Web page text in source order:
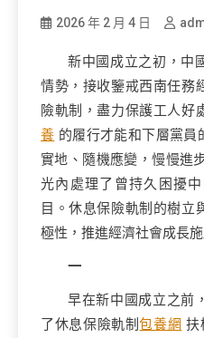
2026 年 2 月 4 日
新中國成立之初，中
情勢，接收鑒戒西南任務
險軌制，盡力保護工人好
養 的履行才能和下層黨員
實地、隨機應變，慢慢進
光內處理了曾持久困擾
目。休息保險軌制的樹立
極性，推進經濟社會成長
一
早在新中國成立之前
了休息保險軌制包養網 扶